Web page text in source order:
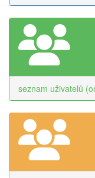
seznam uživatelů